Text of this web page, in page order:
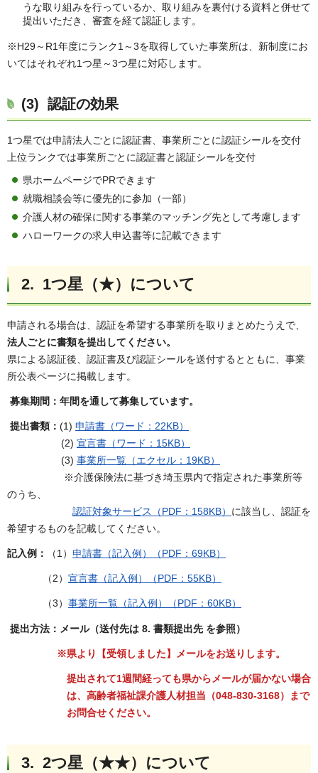
うな取り組みを行っているか、取り組みを裏付ける資料と併せて
提出いただき、審査を経て認証します。
※H29～R1年度にランク1～3を取得していた事業所は、新制度にお
いてはそれぞれ1つ星～3つ星に対応します。
(3) 認証の効果
1つ星では申請法人ごとに認証書、事業所ごとに認証シールを交付
上位ランクでは事業所ごとに認証書と認証シールを交付
県ホームページでPRできます
就職相談会等に優先的に参加（一部）
介護人材の確保に関する事業のマッチング先として考慮します
ハローワークの求人申込書等に記載できます
2. 1つ星（★）について
申請される場合は、認証を希望する事業所を取りまとめたうえで、
法人ごとに書類を提出してください。
県による認証後、認証書及び認証シールを送付するとともに、事業
所公表ページに掲載します。
募集期間：年間を通して募集しています。
提出書類： (1) 申請書（ワード：22KB）
(2) 宣言書（ワード：15KB）
(3) 事業所一覧（エクセル：19KB）
※介護保険法に基づき埼玉県内で指定された事業所等
のうち、
認証対象サービス（PDF：158KB） に該当し、認証を
希望するものを記載してください。
記入例： （1） 申請書（記入例）（PDF：69KB）
（2） 宣言書（記入例）（PDF：55KB）
（3） 事業所一覧（記入例）（PDF：60KB）
提出方法：メール（送付先は 8. 書類提出先 を参照）
※県より【受領しました】メールをお送りします。
提出されて1週間経っても県から メールが届かない場合
は、高齢者福祉課介護人材担当（048-830-3168）まで
お問合せください。
3. 2つ星（★★）について